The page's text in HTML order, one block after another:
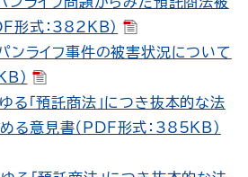
形式：382KB）
パンライフ事件の被害状況について
）
ゆる「預託商法」につき抜本的な法
る意見書（PDF形式：385KB）